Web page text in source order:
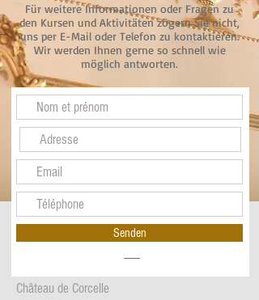
Für weitere Informationen oder Fragen zu
den Kursen und Aktivitäten zögern Sie nicht,
uns per E-Mail oder Telefon zu kontaktieren.
Wir werden Ihnen gerne so schnell wie
möglich antworten.
Senden
Château de Corcelle